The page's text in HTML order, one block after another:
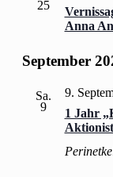
25
Anna
September
Sa.
9
1 Jahr
9.